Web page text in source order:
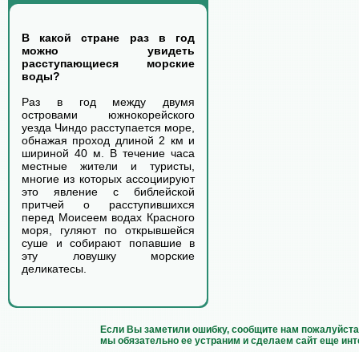
В какой стране раз в год
можно увидеть
расступающиеся морские
воды?
Раз в год между двумя
островами южнокорейского
уезда Чиндо расступается море,
обнажая проход длиной 2 км и
шириной 40 м. В течение часа
местные жители и туристы,
многие из которых ассоциируют
это явление с библейской
притчей о расступившихся
перед Моисеем водах Красного
моря, гуляют по открывшейся
суше и собирают попавшие в
эту ловушку морские
деликатесы.
Если Вы заметили ошибку, сообщите нам
мы обязательно ее устраним и сделаем сайт еще